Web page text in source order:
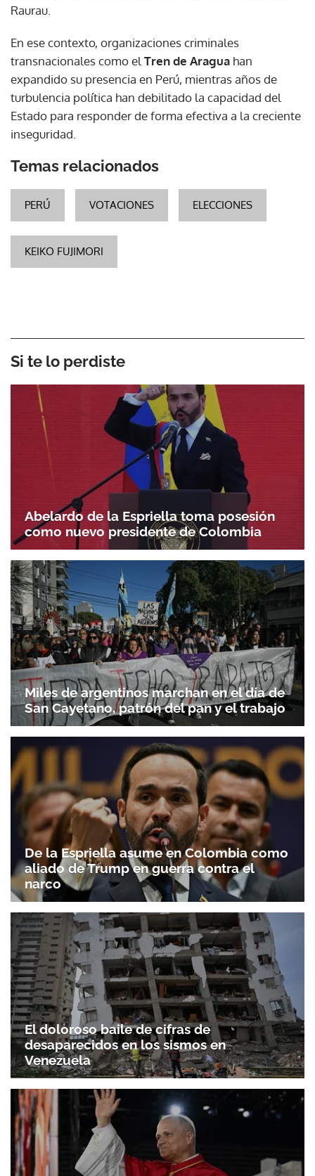
Raurau.
En ese contexto, organizaciones criminales
transnacionales como el Tren de Aragua han
expandido su presencia en Perú, mientras años de
turbulencia política han debilitado la capacidad del
Estado para responder de forma efectiva a la creciente
inseguridad.
Temas relacionados
PERÚ VOTACIONES ELECCIONES
KEIKO FUJIMORI
Si te lo perdiste
Abelardo de la Espriella toma posesión
como nuevo presidente de Colombia
Miles de argentinos marchan en el día de
San Cayetano, patrón del pan y el trabajo
De la Espriella asume en Colombia como
aliado de Trump en guerra contra el
narco
El doloroso baile de cifras de
desaparecidos en los sismos en
Venezuela